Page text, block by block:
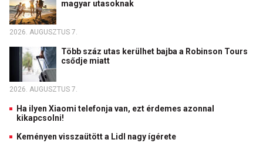
magyar utasoknak
2026. AUGUSZTUS 7.
Több száz utas kerülhet bajba a Robinson Tours
csődje miatt
2026. AUGUSZTUS 7.
Ha ilyen Xiaomi telefonja van, ezt érdemes azonnal
kikapcsolni!
Keményen visszaütött a Lidl nagy ígérete